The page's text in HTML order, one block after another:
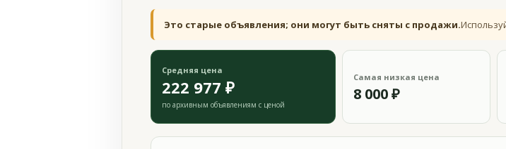
Это старые объявления; они могут быть сняты с продажи.
Средняя цена
222 977 ₽
по архивным объявлениям с ценой
Самая низкая цена
8 000 ₽